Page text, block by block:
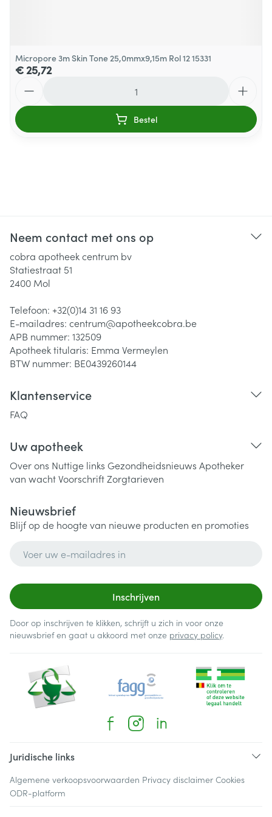
Micropore 3m Skin Tone 25,0mmx9,15m Rol 12 15331
€ 25,72
Bestel
Neem contact met ons op
cobra apotheek centrum bv
Statiestraat 51
2400 Mol
Telefoon: +32(0)14 31 16 93
E-mailadres: centrum@apotheekcobra.be
APB nummer: 132509
Apotheek titularis: Emma Vermeylen
BTW nummer: BE0439260144
Klantenservice
FAQ
Uw apotheek
Over ons Nuttige links Gezondheidsnieuws Apotheker
van wachtVoorschriftZorgtarieven
Nieuwsbrief
Blijf op de hoogte van nieuwe producten en promoties
Inschrijven
Door op inschrijven te klikken, schrijft u zich in voor onze
nieuwsbrief en gaat u akkoord met onze privacy policy.
Juridische links
Algemene verkoopsvoorwaarden Privacy disclaimer Cookies
ODR-platform